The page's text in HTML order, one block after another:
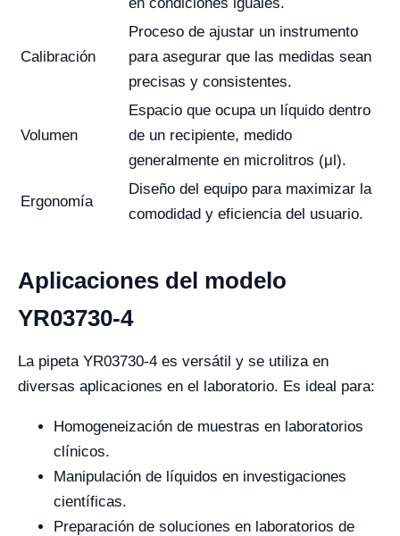
Calibración
Proceso de ajustar un instrumento
para asegurar que las medidas sean
precisas y consistentes.
Volumen
Espacio que ocupa un líquido dentro
de un recipiente, medido
generalmente en microlitros (μl).
Ergonomía
Diseño del equipo para maximizar la
comodidad y eficiencia del usuario.
Aplicaciones del modelo
YR03730-4
La pipeta YR03730-4 es versátil y se utiliza en
diversas aplicaciones en el laboratorio. Es ideal para:
Homogeneización de muestras en laboratorios
clínicos.
Manipulación de líquidos en investigaciones
científicas.
Preparación de soluciones en laboratorios de